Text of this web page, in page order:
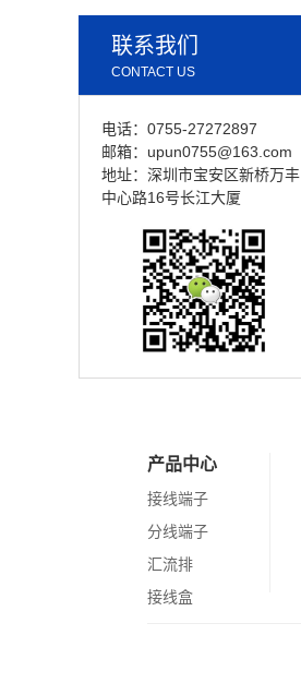
联系我们
CONTACT US
电话：0755-27272897
邮箱：upun0755@163.com
地址：深圳市宝安区新桥万丰
中心路16号长江大厦
产品中心
接线端子
分线端子
汇流排
接线盒